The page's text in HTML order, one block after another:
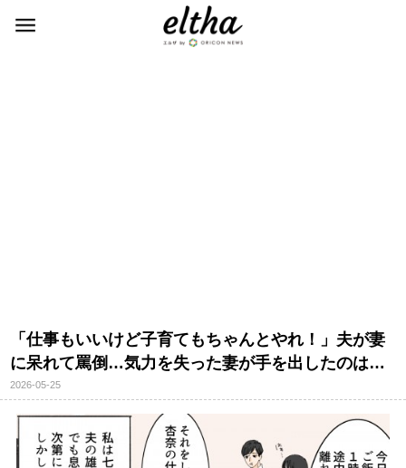
「仕事もいいけど子育てもちゃんとやれ！」夫が妻
に呆れて罵倒…気力を失った妻が手を出したのは…
2026-05-25